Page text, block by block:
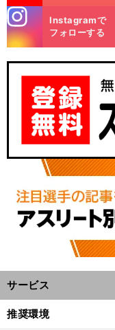
m
Instagramで
フォローする
サービス
推奨環境